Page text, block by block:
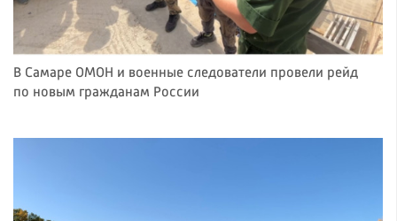
В Самаре ОМОН и военные следователи провели рейд
по новым гражданам России